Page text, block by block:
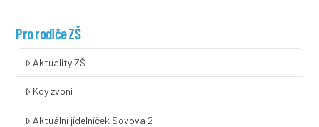
Pro rodiče ZŠ
Aktuality ZŠ
Kdy zvoní
Aktuální jídelníček Sovova 2